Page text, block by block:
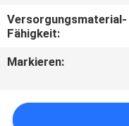
BITTE UM
EIN
ANGEBOT
SITEMAP
Versorgungsmaterial-
Fähigkeit:
Markieren: